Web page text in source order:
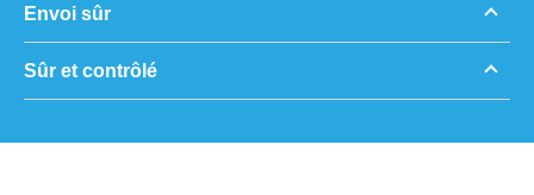
Envoi sûr
Sûr et contrôlé